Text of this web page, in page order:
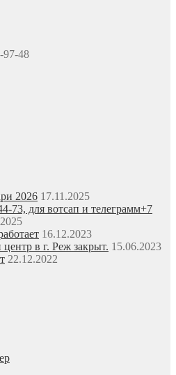
97-48
2026 17.11.2025
73, для вотсап и телеграмм+7
16.12.2023
в г. Реж закрыт. 15.06.2023
22.12.2022